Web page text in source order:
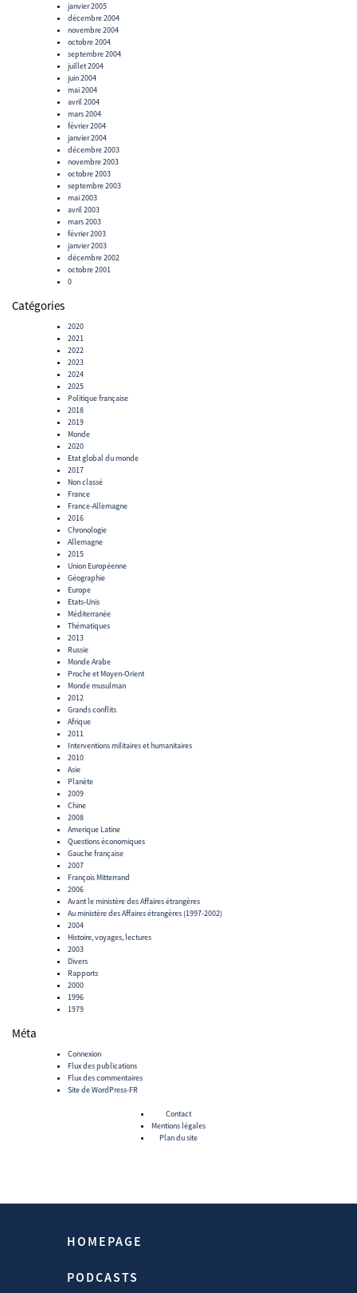
janvier 2005
décembre 2004
novembre 2004
octobre 2004
septembre 2004
juillet 2004
juin 2004
mai 2004
avril 2004
mars 2004
février 2004
janvier 2004
décembre 2003
novembre 2003
octobre 2003
septembre 2003
mai 2003
avril 2003
mars 2003
février 2003
janvier 2003
décembre 2002
octobre 2001
0
Catégories
2020
2021
2022
2023
2024
2025
Politique française
2018
2019
Monde
2020
Etat global du monde
2017
Non classé
France
France-Allemagne
2016
Chronologie
Allemagne
2015
Union Européenne
Géographie
Europe
Etats-Unis
Méditerranée
Thématiques
2013
Russie
Monde Arabe
Proche et Moyen-Orient
Monde musulman
2012
Grands conflits
Afrique
2011
Interventions militaires et humanitaires
2010
Asie
Planète
2009
Chine
2008
Amerique Latine
Questions économiques
Gauche française
2007
François Mitterrand
2006
Avant le ministère des Affaires étrangères
Au ministère des Affaires étrangères (1997-2002)
2004
Histoire, voyages, lectures
2003
Divers
Rapports
2000
1996
1979
Méta
Connexion
Flux des publications
Flux des commentaires
Site de WordPress-FR
Contact
Mentions légales
Plan du site
HOMEPAGE
PODCASTS